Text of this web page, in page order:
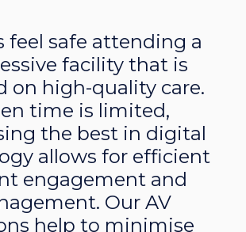
feel safe attending a
facility that is
on high-quality care.
time is limited,
the best in digital
allows for efficient
engagement and
Our AV
help to minimise